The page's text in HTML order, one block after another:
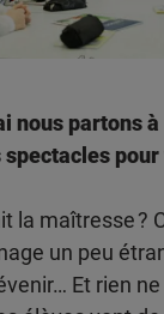
nous partons
la maîtresse ?
un peu
Et rien